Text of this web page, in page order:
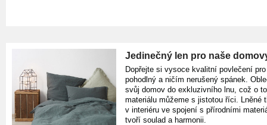
Jedinečný len pro naše
Dopřejte si vysoce kvalitní povlečení pro
pohodlný a ničím nerušený spánek.
svůj domov do exkluzivního lnu, což o
materiálu můžeme s jistotou říci. Lněné
v interiéru ve spojení s přírodními
tvoří soulad a harmonii.